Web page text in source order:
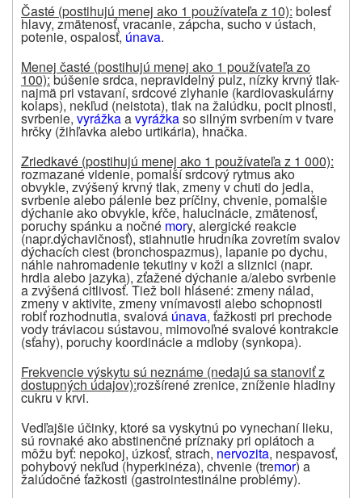
Časté (postihujú menej ako 1 používateľa z 10): bolesť
hlavy, zmätenosť, vracanie, zápcha, sucho v ústach,
potenie, ospalosť, únava.
Menej časté (postihujú menej ako 1 používateľa zo
100):búšenie srdca, nepravidelný pulz, nízky krvný tlak-
najmä pri vstavaní, srdcové zlyhanie (kardiovaskulárny
kolaps), nekľud (neistota), tlak na žalúdku, pocit plnosti,
svrbenie, vyrážkaavyrážkaso silnýmsvrbenímv tvare
hrčky (žihľavka alebo urtikária), hnačka.
Zriedkavé (postihujú menej ako 1 používateľa z 1 000):
rozmazané videnie, pomalší srdcový rytmus ako
obvykle, zvýšený krvný tlak, zmeny v chuti do jedla,
svrbenie alebo pálenie bez príčiny, chvenie, pomalšie
dýchanie ako obvykle, kŕče, halucinácie, zmätenosť,
poruchy spánku a nočné mory, alergické reakcie
(napr.dýchavičnosť), stiahnutie hrudníka zovretím svalov
dýchacích ciest (bronchospazmus), lapanie po dychu,
náhle nahromadenie tekutiny v koži a sliznici (napr.
hrdla alebo jazyka), zťažené dýchanie a/alebo svrbenie
a zvýšená citlivosť. Tiež boli hlásené: zmeny nálad,
zmeny v aktivite, zmeny vnímavosti alebo schopnosti
robiť rozhodnutia, svalová únava, ťažkosti pri prechode
vody tráviacou sústavou, mimovoľné svalové kontrakcie
(sťahy), poruchy koordinácie a mdloby (synkopa).
Frekvencie výskytu sú neznáme (nedajú sa stanoviť z
dostupných údajov):rozšírené zrenice, zníženie hladiny
cukru v krvi.
Vedľajšie účinky, ktoré sa vyskytnú po vynechaní lieku,
sú rovnaké ako abstinenčné príznaky pri opiátoch a
môžu byť: nepokoj, úzkosť, strach, nervozita, nespavosť,
pohybový nekľud (hyperkinéza), chvenie (tremor) a
žalúdočné ťažkosti (gastrointestinálne problémy).